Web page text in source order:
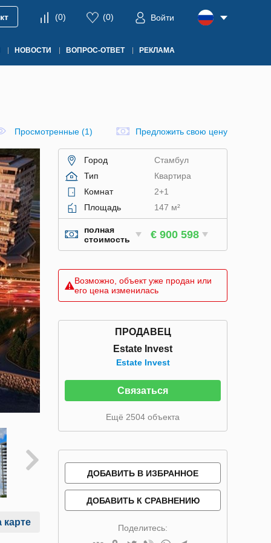
(0) (0) Войти
НОВОСТИ ВОПРОС-ОТВЕТ РЕКЛАМА
Просмотренные (1) Предложить свою цену
карте
Город
Стамбул
Тип
Квартира
Комнат
2+1
Площадь
147 м²
полная
стоимость
€ 900 598
Возможно, объект уже продан или
его цена изменилась
ПРОДАВЕЦ
Estate Invest
Estate Invest
Связаться
Ещё 2504 объекта
ДОБАВИТЬ В ИЗБРАННОЕ
ДОБАВИТЬ К СРАВНЕНИЮ
Поделитесь: